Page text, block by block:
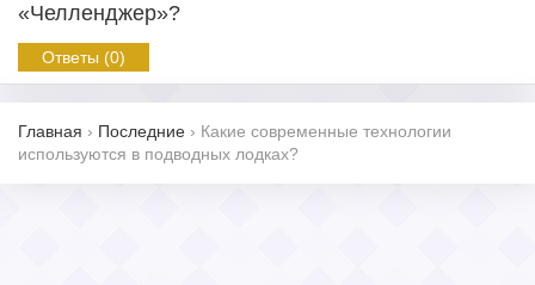
«Челленджер»?
Ответы (0)
Главная › Последние › Какие современные технологии
используются в подводных лодках?